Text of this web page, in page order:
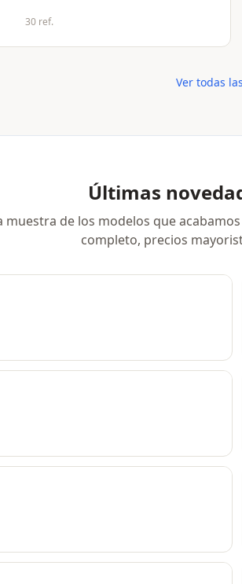
30 ref.
Ver todas
Últimas
muestra de los modelos que
completo, precios